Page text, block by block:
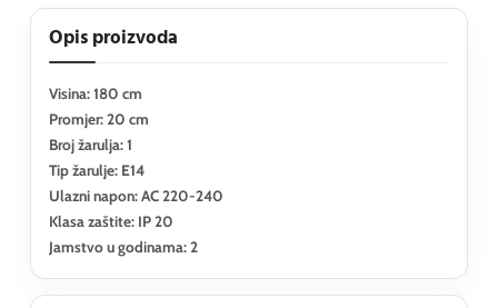
Opis proizvoda
Visina: 180 cm
Promjer: 20 cm
Broj žarulja: 1
Tip žarulje: E14
Ulazni napon: AC 220-240
Klasa zaštite: IP 20
Jamstvo u godinama: 2